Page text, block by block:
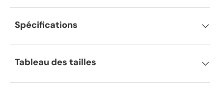
Spécifications
Tableau des tailles